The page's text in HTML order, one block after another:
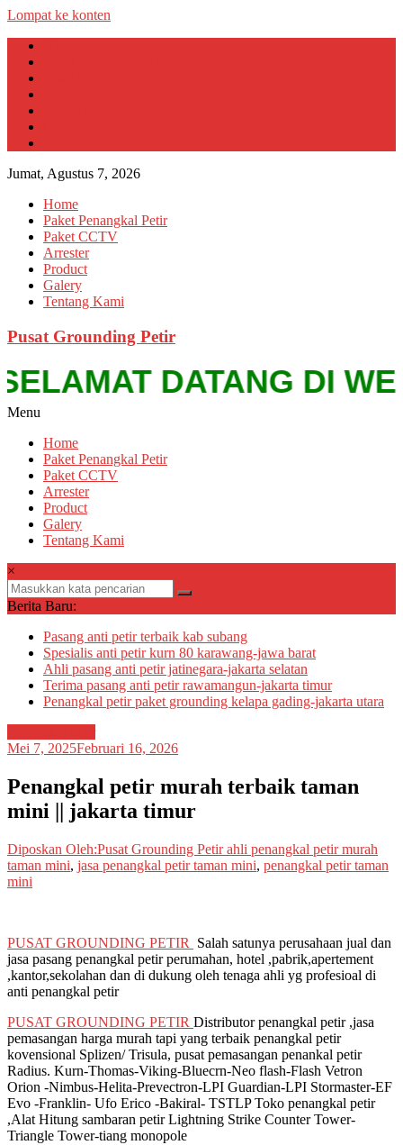
Lompat ke konten
Jumat, Agustus 7, 2026
Home
Paket Penangkal Petir
Paket CCTV
Arrester
Product
Galery
Tentang Kami
Pusat Grounding Petir
DATANG DI
Menu
Home
Paket Penangkal Petir
Paket CCTV
Arrester
Product
Galery
Tentang Kami
×
Berita Baru:
Pasang anti petir terbaik kab subang
Spesialis anti petir kurn 80 karawang-jawa barat
Ahli pasang anti petir jatinegara-jakarta selatan
Terima pasang anti petir rawamangun-jakarta timur
Penangkal petir paket grounding kelapa gading-jakarta utara
Mei 7, 2025Februari 16, 2026
Penangkal petir murah terbaik taman
mini || jakarta timur
Diposkan Oleh:Pusat Grounding Petirahli penangkal petir murah
taman mini, jasa penangkal petir taman mini, penangkal petir taman
mini
PUSAT GROUNDING PETIR
Salah satunya perusahaan jual dan
jasa pasang penangkal petir perumahan, hotel ,pabrik,apertement
,kantor,sekolahan dan di dukung oleh tenaga ahli yg profesioal di
anti penangkal petir
PUSAT GROUNDING PETIR Distributor penangkal petir ,jasa
pemasangan harga murah tapi yang terbaik penangkal petir
kovensional Splizen/ Trisula, pusat pemasangan penankal petir
Radius. Kurn-Thomas-Viking-Bluecrn-Neo flash-Flash Vetron
Orion -Nimbus-Helita-Prevectron-LPI Guardian-LPI Stormaster-EF
Evo -Franklin- Ufo Erico -Bakiral- TSTLP Toko penangkal petir
,Alat Hitung sambaran petir Lightning Strike Counter Tower-
Triangle Tower-tiang monopole